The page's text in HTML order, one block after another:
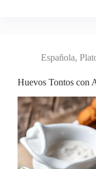
Española,
Huevos Tontos con